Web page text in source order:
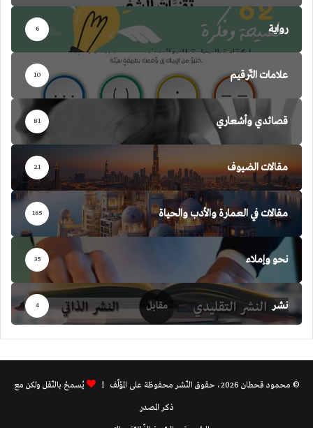
رواية 6
علامات التّرقيم 10
قصائدي وأشعاري 81
مقالات الضيوف 21
مقالات في العمارة والأدب والحياة 165
نحو وإملاء 35
نشر 4
© محمود قحطان 2026، حقوق النّشر محفوظة على المؤلّف |
يُسمحُ بالنّقل ولكن مع
ذكر المصدر